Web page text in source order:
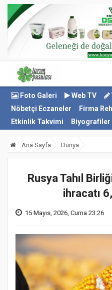
Foto Galeri Web TV
Nöbetçi Eczaneler
Firma
Etkinlik Takvimi
Biyografiler
Ana Sayfa Dünya
Rusya Tahıl
ihracatı
15 Mayıs, 2026, Cuma 23:26